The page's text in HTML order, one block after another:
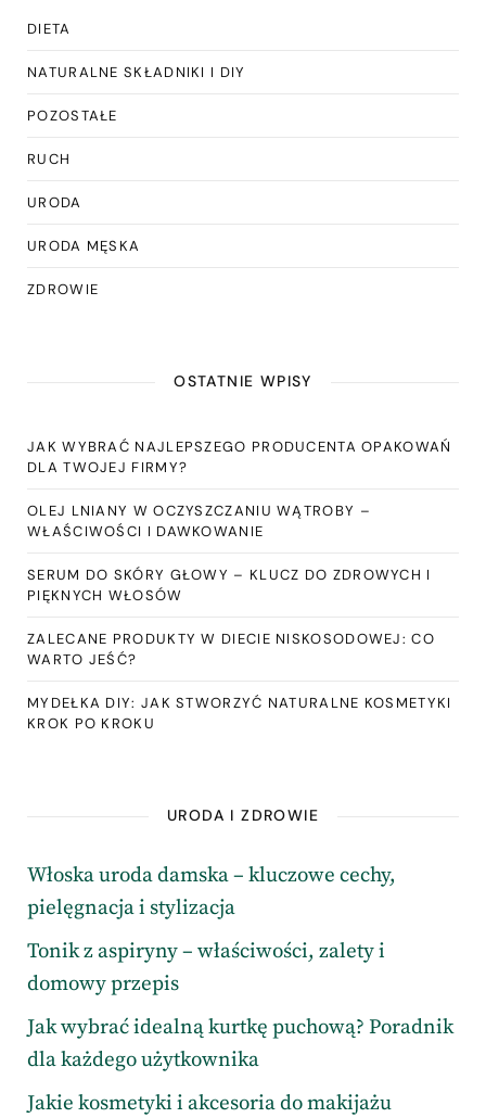
DIETA
NATURALNE SKŁADNIKI I DIY
POZOSTAŁE
RUCH
URODA
URODA MĘSKA
ZDROWIE
OSTATNIE WPISY
JAK WYBRAĆ NAJLEPSZEGO PRODUCENTA OPAKOWAŃ
DLA TWOJEJ FIRMY?
OLEJ LNIANY W OCZYSZCZANIU WĄTROBY –
WŁAŚCIWOŚCI I DAWKOWANIE
SERUM DO SKÓRY GŁOWY – KLUCZ DO ZDROWYCH I
PIĘKNYCH WŁOSÓW
ZALECANE PRODUKTY W DIECIE NISKOSODOWEJ: CO
WARTO JEŚĆ?
MYDEŁKA DIY: JAK STWORZYĆ NATURALNE KOSMETYKI
KROK PO KROKU
URODA I ZDROWIE
Włoska uroda damska – kluczowe cechy,
pielęgnacja i stylizacja
Tonik z aspiryny – właściwości, zalety i
domowy przepis
Jak wybrać idealną kurtkę puchową? Poradnik
dla każdego użytkownika
Jakie kosmetyki i akcesoria do makijażu